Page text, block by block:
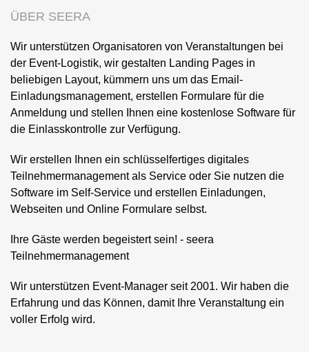
ÜBER SEERA
Wir unterstützen Organisatoren von Veranstaltungen bei
der Event-Logistik, wir gestalten Landing Pages in
beliebigen Layout, kümmern uns um das Email-
Einladungsmanagement, erstellen Formulare für die
Anmeldung und stellen Ihnen eine kostenlose Software für
die Einlasskontrolle zur Verfügung.
Wir erstellen Ihnen ein schlüsselfertiges digitales
Teilnehmermanagement als Service oder Sie nutzen die
Software im Self-Service und erstellen Einladungen,
Webseiten und Online Formulare selbst.
Ihre Gäste werden begeistert sein! - seera
Teilnehmermanagement
Wir unterstützen Event-Manager seit 2001. Wir haben die
Erfahrung und das Können, damit Ihre Veranstaltung ein
voller Erfolg wird.